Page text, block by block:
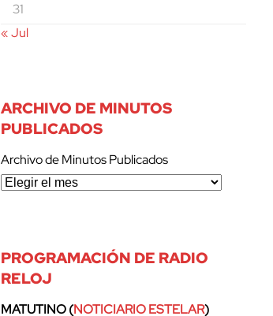
31
« Jul
ARCHIVO DE MINUTOS
PUBLICADOS
Archivo de Minutos Publicados
PROGRAMACIÓN DE RADIO
RELOJ
MATUTINO (NOTICIARIO ESTELAR)